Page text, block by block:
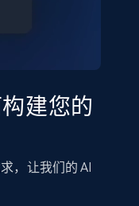
建您的
，让我们的 AI